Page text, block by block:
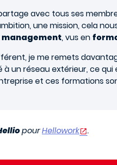
avec tous ses
une mission, cela
management, vus en
je me remets
un réseau extérieur, ce qui
et ces formations
pourHellowork .